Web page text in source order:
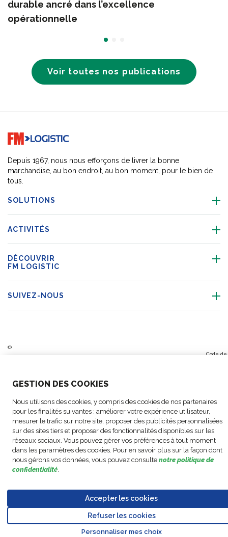
GESTION DES COOKIES
Nous utilisons des cookies, y compris des cookies de nos partenaires
pour les finalités suivantes : améliorer votre expérience utilisateur,
mesurer le trafic sur notre site, proposer des publicités personnalisées
sur des sites tiers et proposer des fonctionnalités disponibles sur les
réseaux sociaux. Vous pouvez gérer vos préférences à tout moment
dans les paramètres des cookies. Pour en savoir plus sur la façon dont
nous gérons vos données, vous pouvez consulte notre politique de
confidentialité.
Accepter les cookies
Refuser les cookies
Personnaliser mes choix
durable ancré dans l’excellence
opérationnelle
Voir toutes nos publications
Go to home page
Depuis 1967, nous nous efforçons de livrer la bonne
marchandise, au bon endroit, au bon moment, pour le bien de
tous.
SOLUTIONS
ACTIVITÉS
DÉCOUVRIR
FM LOGISTIC
SUIVEZ-NOUS
©
Logistic,
Code de